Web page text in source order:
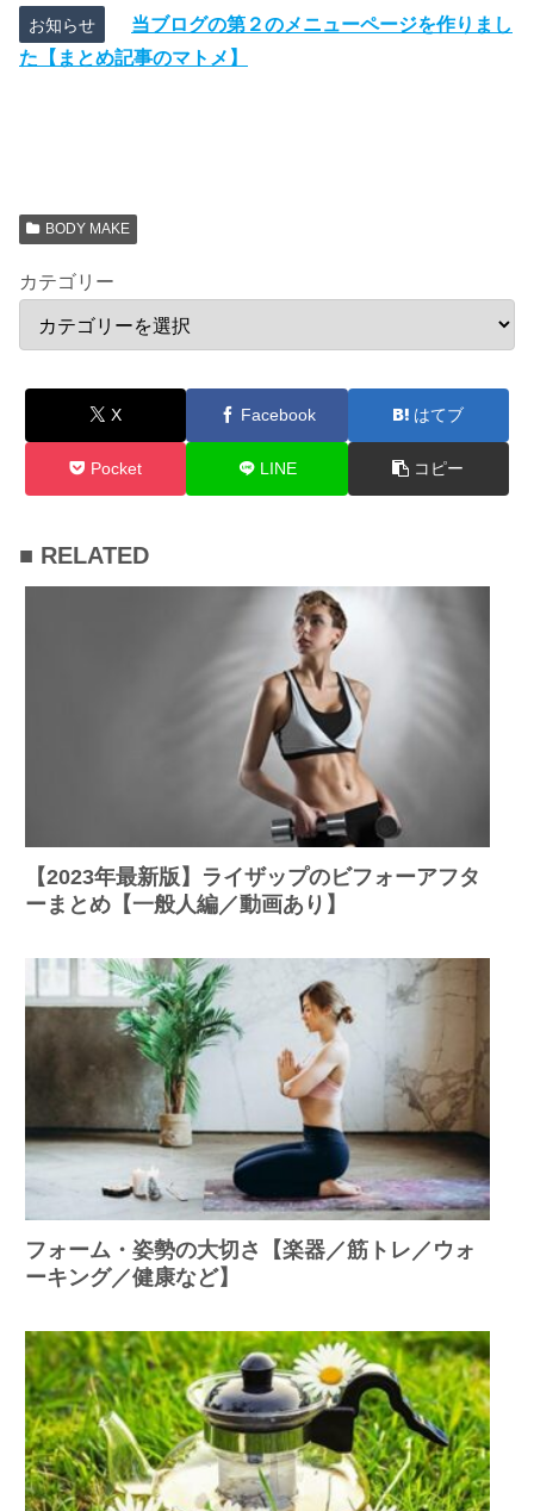
お知らせ
当ブログの第２のメニューページを作りまし
た【まとめ記事のマトメ】
BODY MAKE
カテゴリー
X Facebook はてブ
Pocket LINE コピー
■ RELATED
【2023年最新版】ライザップのビフォーアフタ
ーまとめ【一般人編／動画あり】
フォーム・姿勢の大切さ【楽器／筋トレ／ウォ
ーキング／健康など】